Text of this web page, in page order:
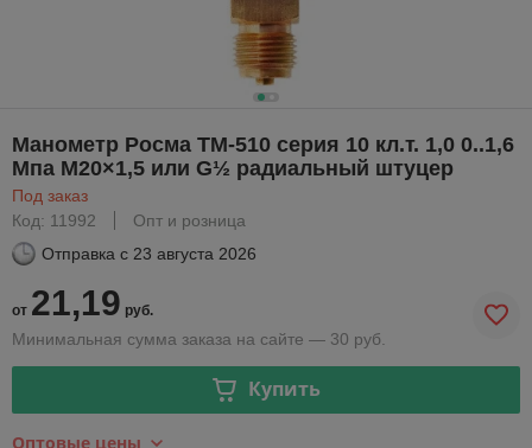
Манометр Росма ТМ-510 серия 10 кл.т. 1,0 0..1,6
Мпа М20×1,5 или G½ радиальный штуцер
Под заказ
Код: 11992
Опт и розница
Отправка с 23 августа 2026
от 21,19 руб.
Минимальная сумма заказа на сайте — 30 руб.
Купить
Оптовые цены